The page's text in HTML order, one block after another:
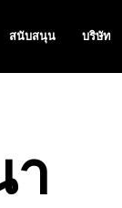
สนับสนุน บริษัท
า